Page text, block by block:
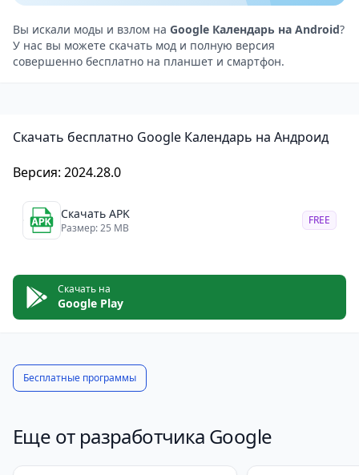
различные представления и дополнения.
Преимущества приложения
Простой и понятный интерфейс.
Широкие возможности настройки.
Google.
Вы искали моды и взлом на Google Календарь на Android?
У нас вы можете скачать мод и полную версия
совершенно бесплатно на планшет и смартфон.
Скачать бесплатно Google Календарь на Андроид
Версия: 2024.28.0
Скачать APK
Размер: 25 MB
FREE
Скачать на
Google Play
Бесплатные программы
Еще от разработчика Google